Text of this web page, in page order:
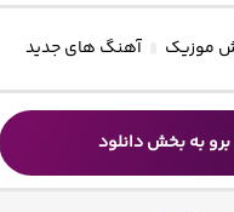
موزیک آهنگ های جدید
برو به بخش دانلود